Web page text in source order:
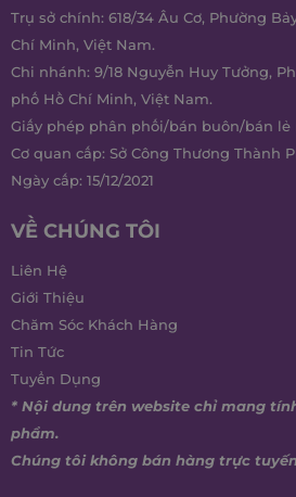
Trụ sở chính: 618/34 Âu Cơ, Phường
Chí Minh, Việt Nam.
Chi nhánh: 9/18 Nguyễn Huy Tưởng,
phố Hồ Chí Minh, Việt Nam.
Giấy phép phân phối/bán buôn/bán lẻ
Cơ quan cấp: Sở Công Thương Thành
Ngày cấp: 15/12/2021
VỀ CHÚNG TÔI
Liên Hệ
Giới Thiệu
Chăm Sóc Khách Hàng
Tin Tức
Tuyển Dụng
* Nội dung trên website chỉ mang
phẩm.
Chúng tôi không bán hàng trực